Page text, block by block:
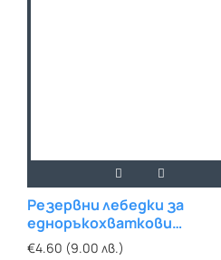
Резервни лебедки за
едноръкохваткови
смесители
€4.60 (9.00 лв.)